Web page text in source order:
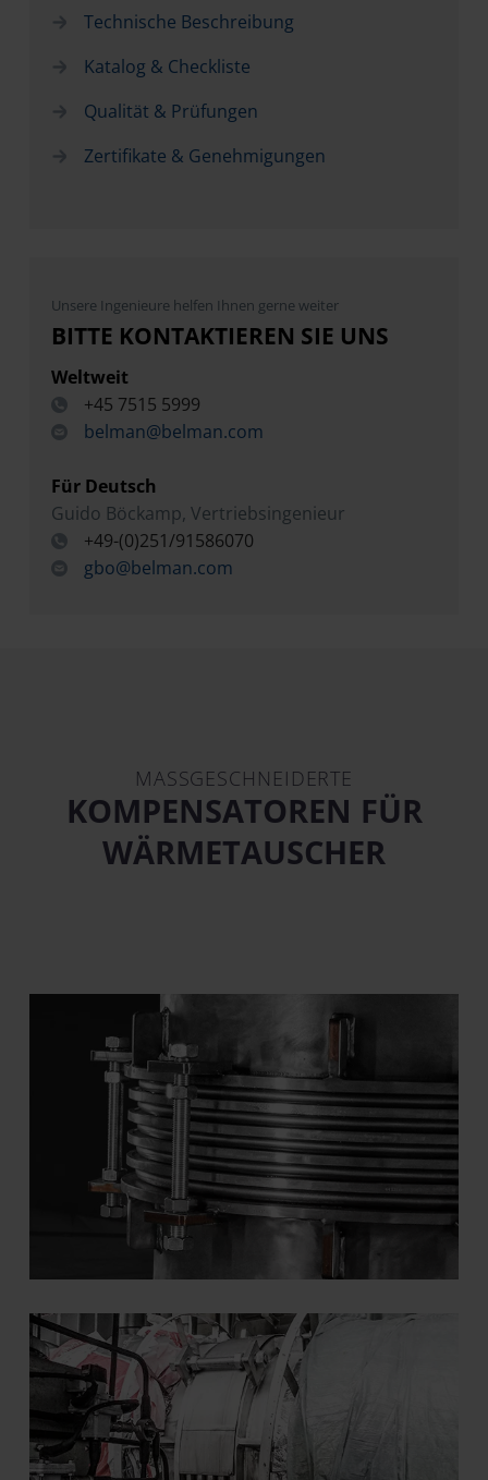
Technische Beschreibung
Katalog & Checkliste
Qualität & Prüfungen
Zertifikate & Genehmigungen
Unsere Ingenieure helfen Ihnen gerne weiter
BITTE KONTAKTIEREN SIE UNS
Weltweit
+45 7515 5999
belman@belman.com
Für Deutsch
Guido Böckamp, Vertriebsingenieur
+49-(0)251/91586070
gbo@belman.com
MASSGESCHNEIDERTE
KOMPENSATOREN FÜR
WÄRMETAUSCHER